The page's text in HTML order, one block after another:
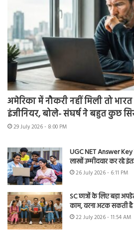
अमेरिका में नौकरी नहीं मिली तो
इंजीनियर, बोले- संघर्ष ने बहुत कुछ
29 July 2026 - 8:00 PM
UGC NET Answer
लाखों उम्मीदवार कर रहे
26 July 2026 - 6:11 PM
SC छात्रों के लिए बड़ा
काम, वरना अटक सकती है
22 July 2026 - 11:54 AM